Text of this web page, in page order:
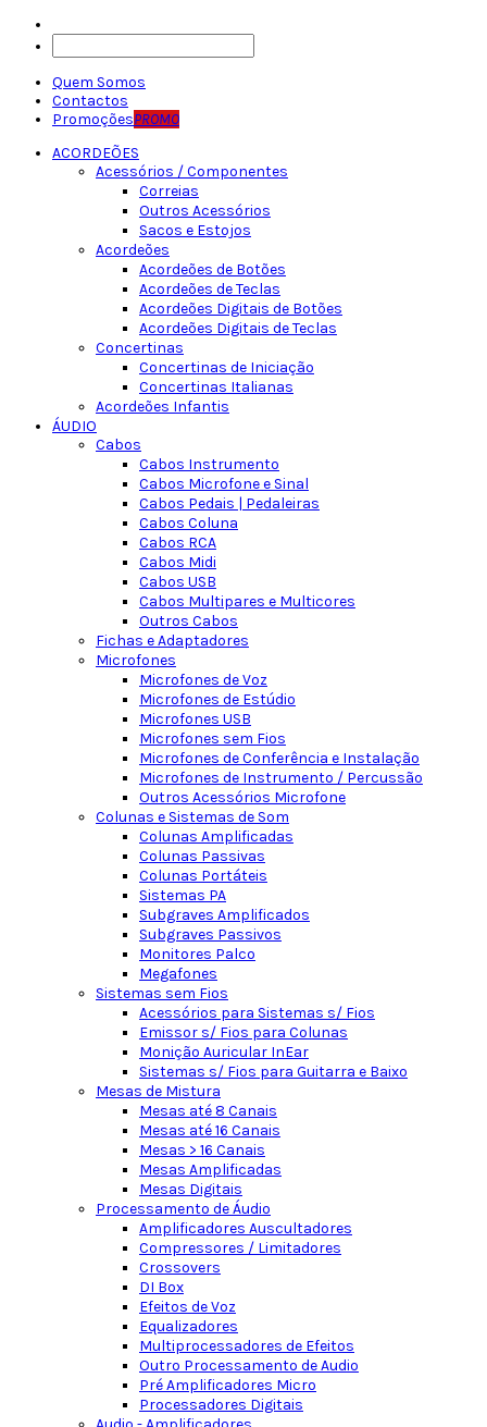
Quem Somos
Contactos
PromoçõesPROMO
ACORDEÕES
Acessórios / Componentes
Correias
Outros Acessórios
Sacos e Estojos
Acordeões
Acordeões de Botões
Acordeões de Teclas
Acordeões Digitais de Botões
Acordeões Digitais de Teclas
Concertinas
Concertinas de Iniciação
Concertinas Italianas
Acordeões Infantis
ÁUDIO
Cabos
Cabos Instrumento
Cabos Microfone e Sinal
Cabos Pedais | Pedaleiras
Cabos Coluna
Cabos RCA
Cabos Midi
Cabos USB
Cabos Multipares e Multicores
Outros Cabos
Fichas e Adaptadores
Microfones
Microfones de Voz
Microfones de Estúdio
Microfones USB
Microfones sem Fios
Microfones de Conferência e Instalação
Microfones de Instrumento / Percussão
Outros Acessórios Microfone
Colunas e Sistemas de Som
Colunas Amplificadas
Colunas Passivas
Colunas Portáteis
Sistemas PA
Subgraves Amplificados
Subgraves Passivos
Monitores Palco
Megafones
Sistemas sem Fios
Acessórios para Sistemas s/ Fios
Emissor s/ Fios para Colunas
Monição Auricular InEar
Sistemas s/ Fios para Guitarra e Baixo
Mesas de Mistura
Mesas até 8 Canais
Mesas até 16 Canais
Mesas > 16 Canais
Mesas Amplificadas
Mesas Digitais
Processamento de Áudio
Amplificadores Auscultadores
Compressores / Limitadores
Crossovers
DI Box
Efeitos de Voz
Equalizadores
Multiprocessadores de Efeitos
Outro Processamento de Audio
Pré Amplificadores Micro
Processadores Digitais